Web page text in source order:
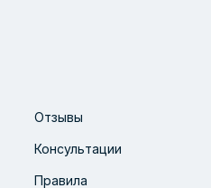
Отзывы
Консультации
Правила